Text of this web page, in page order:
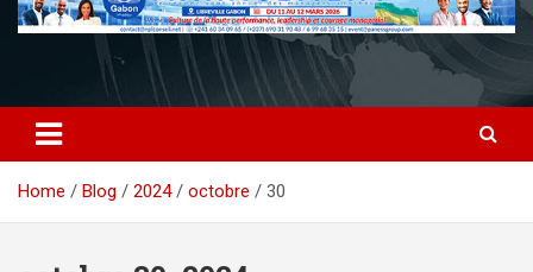
Home Blog 2024 octobre 30